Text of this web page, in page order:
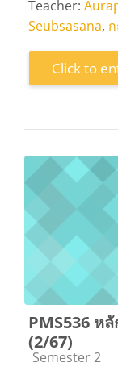
Teacher:
Seubsasana,
Click to
PMS536 ห
(2/67)
Course
Semester 2